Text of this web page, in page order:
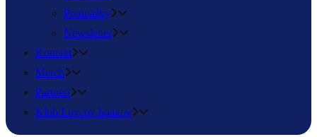
Prednášky
Newsletter
Kontakt
Merch
Partneri
Klub Lovcov hoaxov